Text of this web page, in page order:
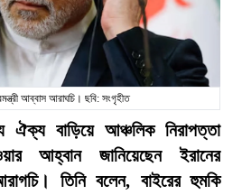
আব্বাস আরাঘচি। ছবি: সংগৃহীত
ঐক্য বাড়িয়ে আঞ্চলিক নিরাপত্তা
আহ্বান জানিয়েছেন ইরানের
তিনি বলেন, বাইরের হুমকি